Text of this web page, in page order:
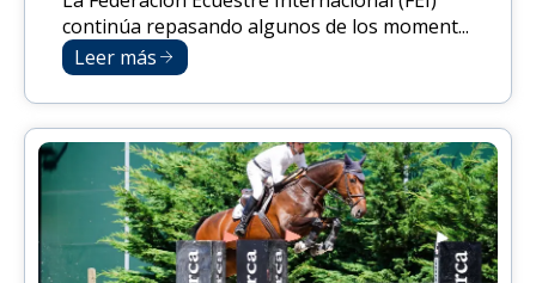
continúa repasando algunos de los moment...
Leer más